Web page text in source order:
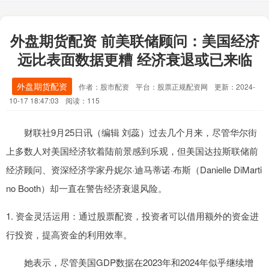
外盘期货配资 前美联储顾问：美国经济
远比表面数据更糟 经济衰退或已来临
外盘期货配资 作者：股市配资 平台：股票正规配资网
更新：2024-
10-17 18:47:03
阅读：115
财联社9月25日讯（编辑 刘蕊）过去几个月来，尽管华尔街
上多数人对美国经济软着陆前景感到乐观，但美国达拉斯联储前
经济顾问、资深经济学家丹妮尔·迪马蒂诺·布斯（Danielle DiMarti
no Booth）却一直在警告经济衰退风险。
1. 资金灵活运用：通过股票配资，投资者可以借用额外的资金进
行投资，提高资金的利用效率。
她表示，尽管美国GDP数据在2023年和2024年似乎继续增